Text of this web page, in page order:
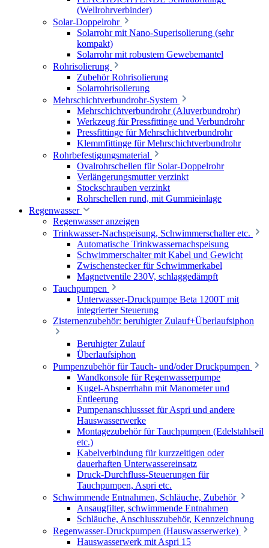
(Wellrohrverbinder)
Solar-Doppelrohr
Solarrohr mit Nano-Superisolierung (sehr
kompakt)
Solarrohr mit robustem Gewebemantel
Rohrisolierung
Zubehör Rohrisolierung
Solarrohrisolierung
Mehrschichtverbundrohr-System
Mehrschichtverbundrohr (Aluverbundrohr)
Werkzeug für Pressfittinge und Verbundrohr
Pressfittinge für Mehrschichtverbundrohr
Klemmfittinge für Mehrschichtverbundrohr
Rohrbefestigungsmaterial
Ovalrohrschellen für Solar-Doppelrohr
Verlängerungsmutter verzinkt
Stockschrauben verzinkt
Rohrschellen rund, mit Gummieinlage
Regenwasser
Regenwasser anzeigen
Trinkwasser-Nachspeisung, Schwimmerschalter etc.
Automatische Trinkwassernachspeisung
Schwimmerschalter mit Kabel und Gewicht
Zwischenstecker für Schwimmerkabel
Magnetventile 230V, schlaggedämpft
Tauchpumpen
Unterwasser-Druckpumpe Beta 1200T mit
integrierter Steuerung
Zisternenzubehör: beruhigter Zulauf+Überlaufsiphon
Beruhigter Zulauf
Überlaufsiphon
Pumpenzubehör für Tauch- und/oder Druckpumpen
Wandkonsole für Regenwasserpumpe
Kugel-Absperrhahn mit Manometer und
Entleerung
Pumpenanschlussset für Aspri und andere
Hauswasserwerke
Montagezubehör für Tauchpumpen (Edelstahlseil
etc.)
Kabelverbindung für kurzzeitigen oder
dauerhaften Unterwassereinsatz
Druck-Durchfluss-Steuerungen für
Tauchpumpen, Aspri etc.
Schwimmende Entnahmen, Schläuche, Zubehör
Ansaugfilter, schwimmende Entnahmen
Schläuche, Anschlusszubehör, Kennzeichnung
Regenwasser-Druckpumpen (Hauswasserwerke)
Hauswasserwerk mit Aspri 15